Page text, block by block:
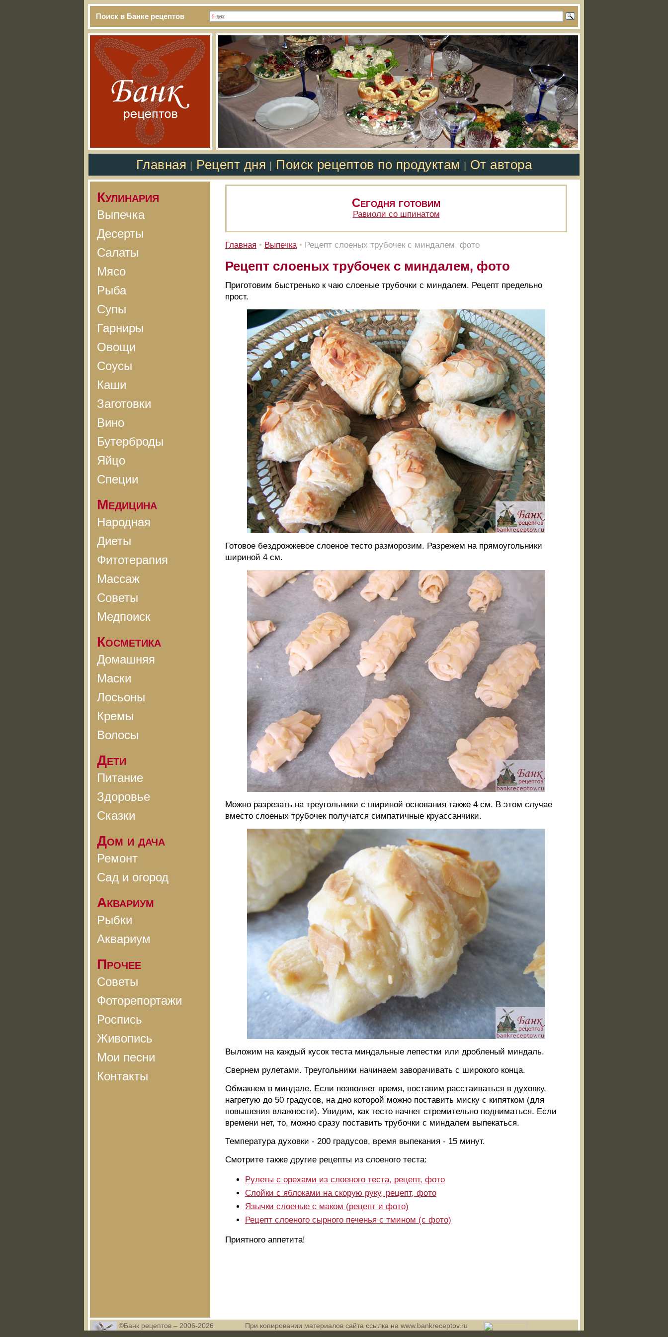
Поиск в Банке рецептов
Главная Рецепт дня Поиск рецептов по продуктам От автора
Кулинария
Выпечка
Десерты
Салаты
Мясо
Рыба
Супы
Гарниры
Овощи
Соусы
Каши
Заготовки
Вино
Бутерброды
Яйцо
Специи
Медицина
Народная
Диеты
Фитотерапия
Массаж
Советы
Медпоиск
Косметика
Домашняя
Маски
Лосьоны
Кремы
Волосы
Дети
Питание
Здоровье
Сказки
Дом и дача
Ремонт
Сад и огород
Аквариум
Рыбки
Аквариум
Прочее
Советы
Фоторепортажи
Роспись
Живопись
Мои песни
Контакты
Сегодня готовим
Равиоли со шпинатом
Главная • Выпечка • Рецепт слоеных трубочек с миндалем, фото
Рецепт слоеных трубочек с миндалем, фото
Приготовим быстренько к чаю слоеные трубочки с миндалем. Рецепт предельно
прост.
Готовое бездрожжевое слоеное тесто разморозим. Разрежем на прямоугольники
шириной 4 см.
Можно разрезать на треугольники с шириной основания также 4 см. В этом случае
вместо слоеных трубочек получатся симпатичные круассанчики.
Выложим на каждый кусок теста миндальные лепестки или дробленый миндаль.
Свернем рулетами. Треугольники начинаем заворачивать с широкого конца.
Обмакнем в миндале. Если позволяет время, поставим расстаиваться в духовку,
нагретую до 50 градусов, на дно которой можно поставить миску с кипятком (для
повышения влажности). Увидим, как тесто начнет стремительно подниматься. Если
времени нет, то, можно сразу поставить трубочки с миндалем выпекаться.
Температура духовки - 200 градусов, время выпекания - 15 минут.
Смотрите также другие рецепты из слоеного теста:
Рулеты с орехами из слоеного теста, рецепт, фото
Слойки с яблоками на скорую руку, рецепт, фото
Язычки слоеные с маком (рецепт и фото)
Рецепт слоеного сырного печенья с тмином (с фото)
Приятного аппетита!
©Банк рецептов – 2006-2026
При копировании материалов сайта ссылка на www.bankreceptov.ru